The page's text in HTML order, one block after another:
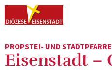
PROPSTEI- UND STADTPFARRE
Eisenstadt –